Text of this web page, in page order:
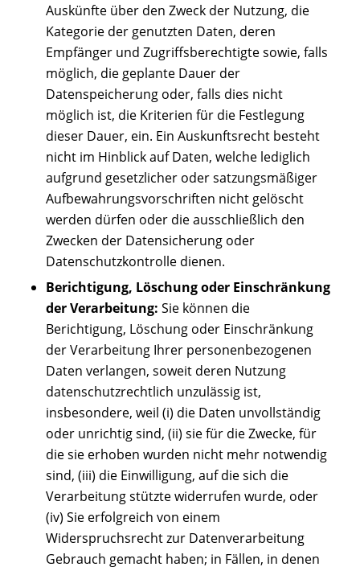
Auskünfte über den Zweck der Nutzung, die
Kategorie der genutzten Daten, deren
Empfänger und Zugriffsberechtigte sowie, falls
möglich, die geplante Dauer der
Datenspeicherung oder, falls dies nicht
möglich ist, die Kriterien für die Festlegung
dieser Dauer, ein. Ein Auskunftsrecht besteht
nicht im Hinblick auf Daten, welche lediglich
aufgrund gesetzlicher oder satzungsmäßiger
Aufbewahrungsvorschriften nicht gelöscht
werden dürfen oder die ausschließlich den
Zwecken der Datensicherung oder
Datenschutzkontrolle dienen.
Berichtigung, Löschung oder Einschränkung
der Verarbeitung: Sie können die
Berichtigung, Löschung oder Einschränkung
der Verarbeitung Ihrer personenbezogenen
Daten verlangen, soweit deren Nutzung
datenschutzrechtlich unzulässig ist,
insbesondere, weil (i) die Daten unvollständig
oder unrichtig sind, (ii) sie für die Zwecke, für
die sie erhoben wurden nicht mehr notwendig
sind, (iii) die Einwilligung, auf die sich die
Verarbeitung stützte widerrufen wurde, oder
(iv) Sie erfolgreich von einem
Widerspruchsrecht zur Datenverarbeitung
Gebrauch gemacht haben; in Fällen, in denen